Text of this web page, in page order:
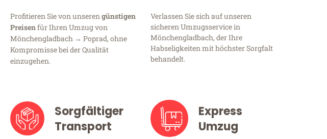
Profitieren Sie von unserengünstigen
Preisenfür Ihren Umzug von
Mönchengladbach → Poprad, ohne
Kompromisse bei der Qualität
einzugehen.
Verlassen Sie sich auf unseren
sicheren Umzugsservice in
Mönchengladbach, der Ihre
Habseligkeiten mit höchster Sorgfalt
behandelt.
Sorgfältiger
Transport
Express
Umzug